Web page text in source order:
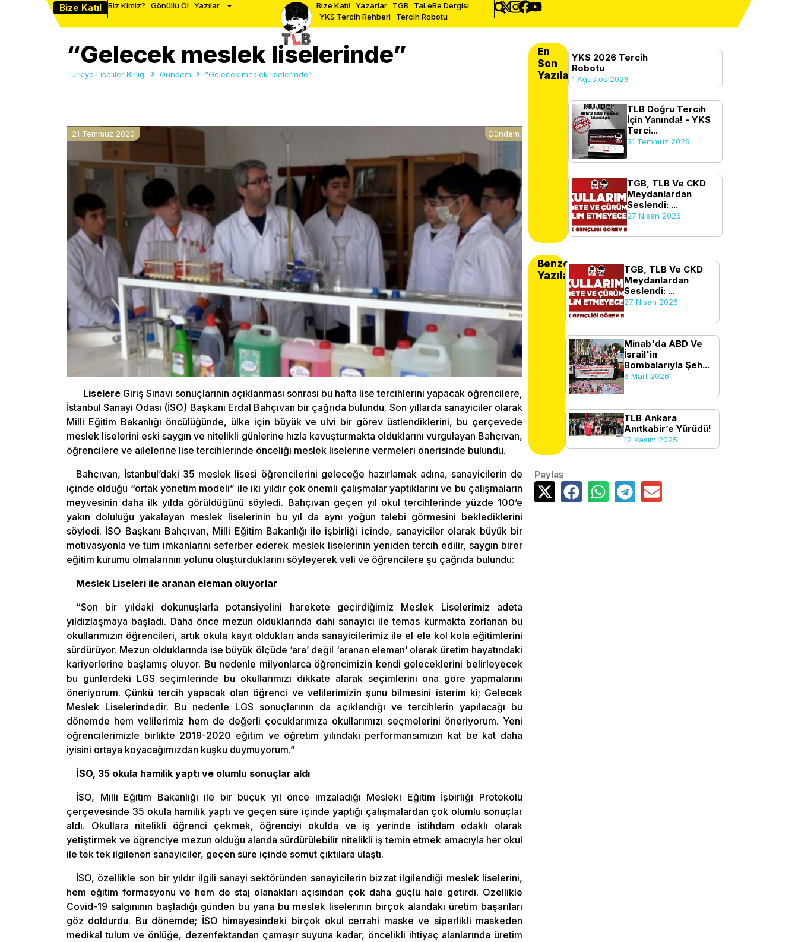
Bize Katıl Biz Kimiz? Gönüllü Ol Yazılar Bize Katıl Yazarlar TGB TaLeBe Dergisi
YKS Tercih Rehberi Tercih Robotu
“Gelecek meslek liselerinde”
Türkiye Liseliler Birliği Gündem “Gelecek meslek liselerinde”
21 Temmuz 2020 Gündem
Liselere Giriş Sınavı sonuçlarının açıklanması sonrası bu hafta lise tercihlerini yapacak öğrencilere,
İstanbul Sanayi Odası (İSO) Başkanı Erdal Bahçıvan bir çağrıda bulundu. Son yıllarda sanayiciler olarak
Milli Eğitim Bakanlığı öncülüğünde, ülke için büyük ve ulvi bir görev üstlendiklerini, bu çerçevede
meslek liselerini eski saygın ve nitelikli günlerine hızla kavuşturmakta olduklarını vurgulayan Bahçıvan,
öğrencilere ve ailelerine lise tercihlerinde önceliği meslek liselerine vermeleri önerisinde bulundu.
Bahçıvan, İstanbul’daki 35 meslek lisesi öğrencilerini geleceğe hazırlamak adına, sanayicilerin de
içinde olduğu “ortak yönetim modeli” ile iki yıldır çok önemli çalışmalar yaptıklarını ve bu çalışmaların
meyvesinin daha ilk yılda görüldüğünü söyledi. Bahçıvan geçen yıl okul tercihlerinde yüzde 100’e
yakın doluluğu yakalayan meslek liselerinin bu yıl da aynı yoğun talebi görmesini beklediklerini
söyledi. İSO Başkanı Bahçıvan, Milli Eğitim Bakanlığı ile işbirliği içinde, sanayiciler olarak büyük bir
motivasyonla ve tüm imkanlarını seferber ederek meslek liselerinin yeniden tercih edilir, saygın birer
eğitim kurumu olmalarının yolunu oluşturduklarını söyleyerek veli ve öğrencilere şu çağrıda bulundu:
Meslek Liseleri ile aranan eleman oluyorlar
“Son bir yıldaki dokunuşlarla potansiyelini harekete geçirdiğimiz Meslek Liselerimiz adeta
yıldızlaşmaya başladı. Daha önce mezun olduklarında dahi sanayici ile temas kurmakta zorlanan bu
okullarımızın öğrencileri, artık okula kayıt oldukları anda sanayicilerimiz ile el ele kol kola eğitimlerini
sürdürüyor. Mezun olduklarında ise büyük ölçüde ‘ara’ değil ‘aranan eleman’ olarak üretim hayatındaki
kariyerlerine başlamış oluyor. Bu nedenle milyonlarca öğrencimizin kendi geleceklerini belirleyecek
bu günlerdeki LGS seçimlerinde bu okullarımızı dikkate alarak seçimlerini ona göre yapmalarını
öneriyorum. Çünkü tercih yapacak olan öğrenci ve velilerimizin şunu bilmesini isterim ki; Gelecek
Meslek Liselerindedir. Bu nedenle LGS sonuçlarının da açıklandığı ve tercihlerin yapılacağı bu
dönemde hem velilerimiz hem de değerli çocuklarımıza okullarımızı seçmelerini öneriyorum. Yeni
öğrencilerimizle birlikte 2019-2020 eğitim ve öğretim yılındaki performansımızın kat be kat daha
iyisini ortaya koyacağımızdan kuşku duymuyorum.”
İSO, 35 okula hamilik yaptı ve olumlu sonuçlar aldı
İSO, Milli Eğitim Bakanlığı ile bir buçuk yıl önce imzaladığı Mesleki Eğitim İşbirliği Protokolü
çerçevesinde 35 okula hamilik yaptı ve geçen süre içinde yaptığı çalışmalardan çok olumlu sonuçlar
aldı. Okullara nitelikli öğrenci çekmek, öğrenciyi okulda ve iş yerinde istihdam odaklı olarak
yetiştirmek ve öğrenciye mezun olduğu alanda sürdürülebilir nitelikli iş temin etmek amacıyla her okul
ile tek tek ilgilenen sanayiciler, geçen süre içinde somut çıktılara ulaştı.
İSO, özellikle son bir yıldır ilgili sanayi sektöründen sanayicilerin bizzat ilgilendiği meslek liselerini,
hem eğitim formasyonu ve hem de staj olanakları açısından çok daha güçlü hale getirdi. Özellikle
Covid-19 salgınının başladığı günden bu yana bu meslek liselerinin birçok alandaki üretim başarıları
göz doldurdu. Bu dönemde; İSO himayesindeki birçok okul cerrahi maske ve siperlikli maskeden
medikal tulum ve önlüğe, dezenfektandan çamaşır suyuna kadar, öncelikli ihtiyaç alanlarında üretim
En
Son
Yazılanlar
YKS 2026 Tercih
Robotu
1 Ağustos 2026
TLB Doğru Tercih
İçin Yanında! - YKS
Terci...
31 Temmuz 2026
TGB, TLB Ve CKD
Meydanlardan
Seslendi: ...
27 Nisan 2026
Benzer
Yazılar
TGB, TLB Ve CKD
Meydanlardan
Seslendi: ...
27 Nisan 2026
Minab'da ABD Ve
İsrail'in
Bombalarıyla Şeh...
6 Mart 2026
TLB Ankara
Anıtkabir’e Yürüdü!
12 Kasım 2025
Paylaş